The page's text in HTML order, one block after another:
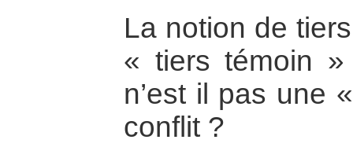
La notion de
« tiers témoin
n’est il pas une
conflit ?